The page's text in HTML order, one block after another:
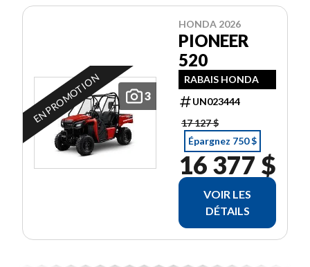
3
EN PROMOTION
HONDA 2026
PIONEER
520
RABAIS HONDA
UN023444
17 127 $
Épargnez 750 $
16 377 $
VOIR LES
DÉTAILS